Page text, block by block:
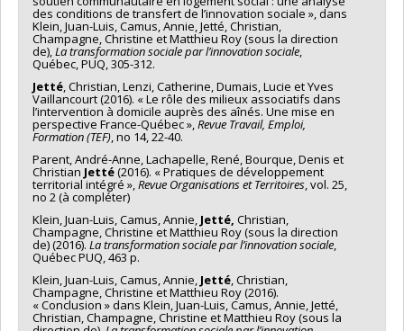
des conditions de transfert de l’innovation sociale », dans
Klein, Juan-Luis, Camus, Annie, Jetté, Christian,
Champagne, Christine et Matthieu Roy (sous la direction
de),La transformation sociale par l’innovation sociale,
Québec, PUQ, 305-312.
Jetté, Christian, Lenzi, Catherine, Dumais, Lucie et Yves
Vaillancourt (2016). « Le rôle des milieux associatifs dans
l’intervention à domicile auprès des aînés. Une mise en
perspective France-Québec »,Revue Travail, Emploi,
Formation (TEF), no 14, 22-40.
Parent, André-Anne, Lachapelle, René, Bourque, Denis et
Christian Jetté(2016). « Pratiques de développement
territorial intégré »,Revue Organisations et Territoires, vol. 25,
no 2 (à compléter)
Klein, Juan-Luis, Camus, Annie, Jetté, Christian,
Champagne, Christine et Matthieu Roy (sous la direction
de) (2016). La transformation sociale par l’innovation sociale,
Québec PUQ, 463 p.
Klein, Juan-Luis, Camus, Annie, Jetté, Christian,
Champagne, Christine et Matthieu Roy (2016).
« Conclusion » dans Klein, Juan-Luis, Camus, Annie, Jetté,
Christian, Champagne, Christine et Matthieu Roy (sous la